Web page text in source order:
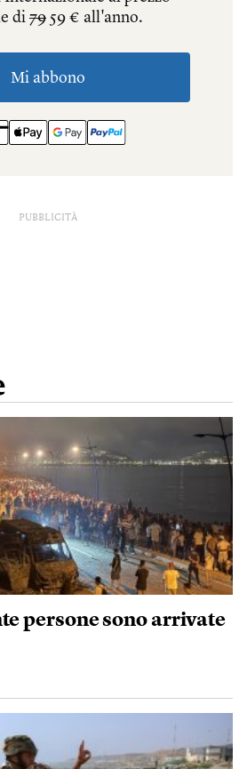
PUBBLICITÀ
persone sono arrivate